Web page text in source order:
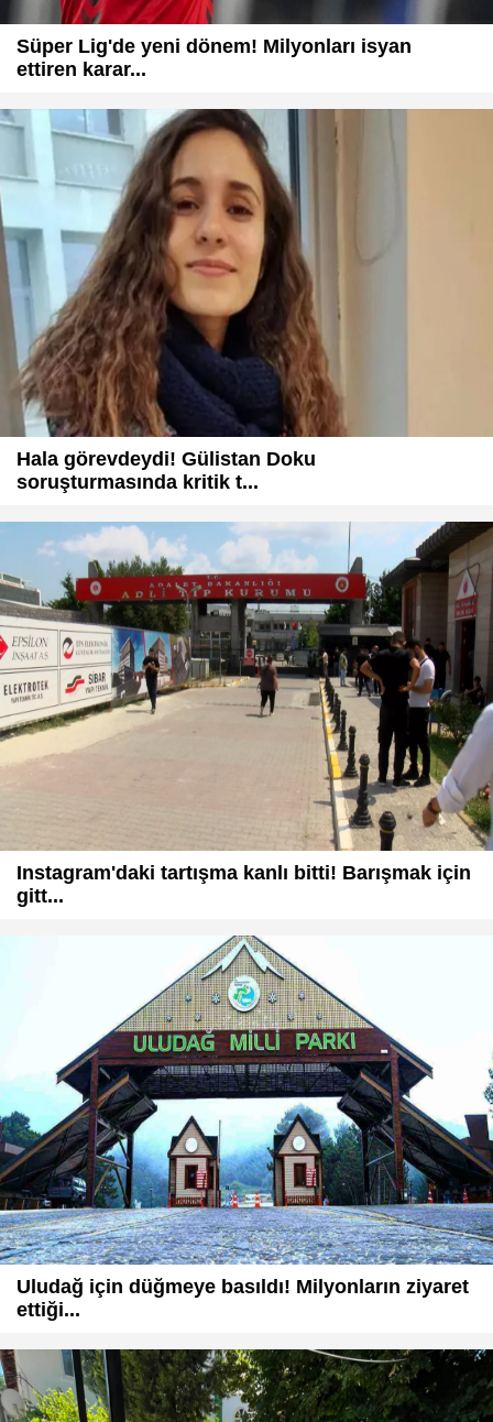
Süper Lig'de yeni dönem! Milyonları isyan
ettiren karar...
Hala görevdeydi! Gülistan Doku
soruşturmasında kritik t...
Instagram'daki tartışma kanlı bitti! Barışmak için
gitt...
Uludağ için düğmeye basıldı! Milyonların ziyaret
ettiği...